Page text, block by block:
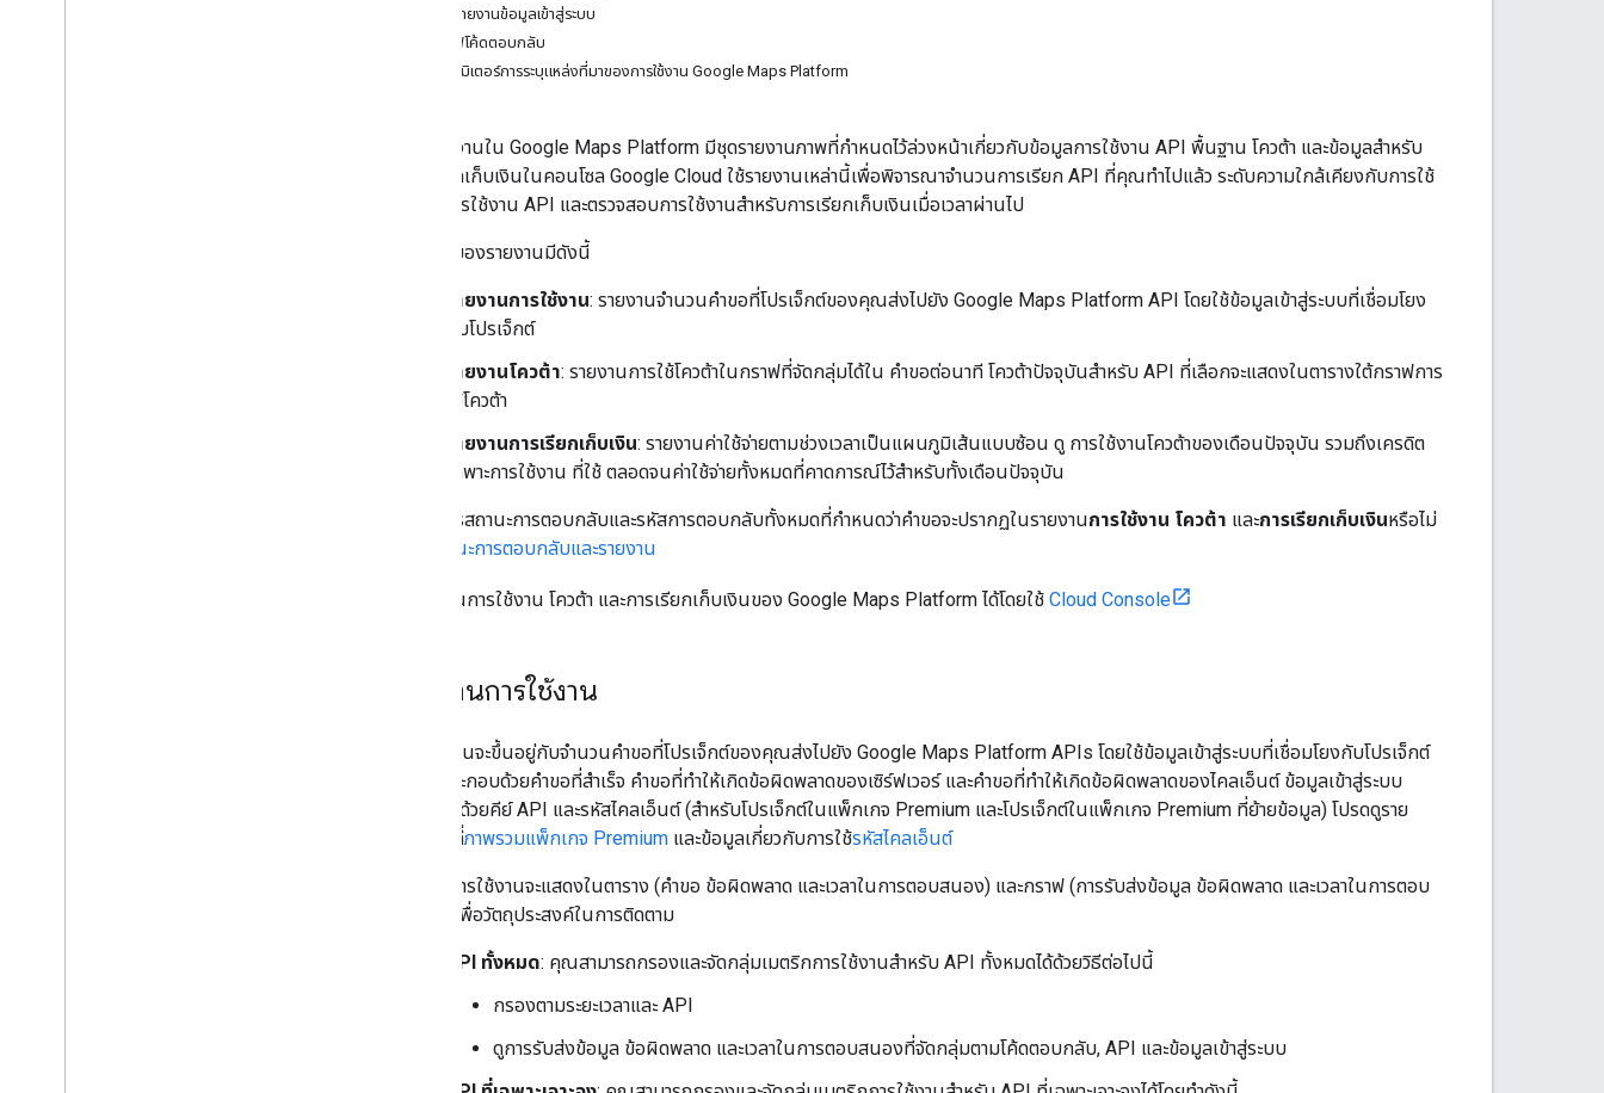
การรายงานข้อมูลเข้าสู่ระบบ
กราฟโค้ดตอบกลับ
พารามิเตอร์การระบุแหล่งที่มาของการใช้งาน Google Maps Platform
การรายงานใน Google Maps Platform มีชุดรายงานภาพที่กำหนดไว้ล่วงหน้าเกี่ยวกับข้อมูลการใช้งาน API พื้นฐาน โควต้า และข้อมูลสำหรับ
การเรียกเก็บเงินในคอนโซล Google Cloud ใช้รายงานเหล่านี้เพื่อพิจารณาจำนวนการเรียก API ที่คุณทำไปแล้ว ระดับความใกล้เคียงกับการใช้
โควต้าการใช้งาน API และตรวจสอบการใช้งานสำหรับการเรียกเก็บเงินเมื่อเวลาผ่านไป
ประเภทของรายงานมีดังนี้
รายงานการใช้งาน: รายงานจำนวนคำขอที่โปรเจ็กต์ของคุณส่งไปยัง Google Maps Platform API โดยใช้ข้อมูลเข้าสู่ระบบที่เชื่อมโยง
กับโปรเจ็กต์
รายงานโควต้า: รายงานการใช้โควต้าในกราฟที่จัดกลุ่มได้ใน คำขอต่อนาที โควต้าปัจจุบันสำหรับ API ที่เลือกจะแสดงในตารางใต้กราฟการ
ใช้โควต้า
รายงานการเรียกเก็บเงิน: รายงานค่าใช้จ่ายตามช่วงเวลาเป็นแผนภูมิเส้นแบบซ้อน ดู การใช้งานโควต้าของเดือนปัจจุบัน รวมถึงเครดิต
เฉพาะการใช้งาน ที่ใช้ ตลอดจนค่าใช้จ่ายทั้งหมดที่คาดการณ์ไว้สำหรับทั้งเดือนปัจจุบัน
ดูรายการสถานะการตอบกลับและรหัสการตอบกลับทั้งหมดที่กำหนดว่าคำขอจะปรากฏในรายงานการใช้งาน โควต้า และการเรียกเก็บเงินหรือไม่
สถานะการตอบกลับและรายงาน
ดูรายงานการใช้งาน โควต้า และการเรียกเก็บเงินของ Google Maps Platform ได้โดยใช้ Cloud Console
รายงานการใช้งาน
การใช้งานจะขึ้นอยู่กับจำนวนคำขอที่โปรเจ็กต์ของคุณส่งไปยัง Google Maps Platform APIs โดยใช้ข้อมูลเข้าสู่ระบบที่เชื่อมโยงกับโปรเจ็กต์
คำขอประกอบด้วยคำขอที่สำเร็จ คำขอที่ทำให้เกิดข้อผิดพลาดของเซิร์ฟเวอร์ และคำขอที่ทำให้เกิดข้อผิดพลาดของไคลเอ็นต์ ข้อมูลเข้าสู่ระบบ
ประกอบด้วยคีย์ API และรหัสไคลเอ็นต์ (สำหรับโปรเจ็กต์ในแพ็กเกจ Premium และโปรเจ็กต์ในแพ็กเกจ Premium ที่ย้ายข้อมูล) โปรดดูราย
ละเอียดที่ภาพรวมแพ็กเกจ Premium และข้อมูลเกี่ยวกับการใช้รหัสไคลเอ็นต์
เมตริกการใช้งานจะแสดงในตาราง (คำขอ ข้อผิดพลาด และเวลาในการตอบสนอง) และกราฟ (การรับส่งข้อมูล ข้อผิดพลาด และเวลาในการตอบ
สนอง) เพื่อวัตถุประสงค์ในการติดตาม
API ทั้งหมด: คุณสามารถกรองและจัดกลุ่มเมตริกการใช้งานสำหรับ API ทั้งหมดได้ด้วยวิธีต่อไปนี้
กรองตามระยะเวลาและ API
ดูการรับส่งข้อมูล ข้อผิดพลาด และเวลาในการตอบสนองที่จัดกลุ่มตามโค้ดตอบกลับ, API และข้อมูลเข้าสู่ระบบ